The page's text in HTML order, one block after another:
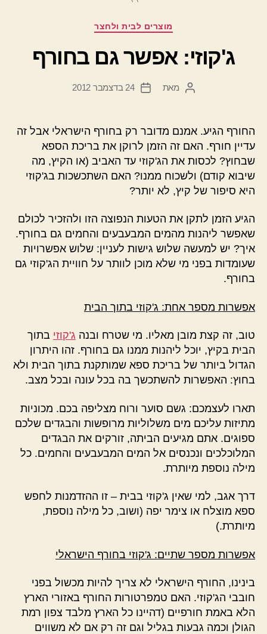
קטגוריות
מוצרים לבית ולחצר
ג'קוזי: אפשר גם בחורף
המחבר
מאת
תאריך
24 בדצמבר 2012
החורף הגיע. אמנם מדובר רק בחורף הישראלי אבל זה
עדיין חורף. האם זה הזמן לרוקן את בריכת הספא
שבחוץ? לכסות את הג'קוזי עד האביב (או הקיץ, מה
שיבוא קודם) ולשכוח ממנו? האם השתכשכות בג'קוזי
היא סיפור של קיץ, לא יותר?
הגיע הזמן לתקן את הטעות הנפוצה הזו ולהזכיר לכולם
שאפשר ליהנות מהמים המבעבעים והחמים גם בחורף.
איך? יש למעשה שלוש גישות לעניין: שלוש אפשרויות
שעומדות בפני מי שלא מוכן לוותר על חוויית הג'קוזי גם
בחורף.
אפשרות מספר אחת: ג'קוזי בתוך הבית
טוב, זה קצת מובן מאליו. מי שטרח ובנה ג'קוזי בתוך
הבית בקיץ, יוכל ליהנות ממנו גם בחורף. זהו היתרון
הגדול ביותר של בריכת ספא שמותקנת בתוך הבית ולא
בחוץ: האפשרות להשתכשך בה בכל עונה ובכל מצב.
תארו לעצמכם: גשם סוער ורוח מצליפה בכם. מכוניות
מתיזות עליכם מים משלוליות מרופשות והבגדים שלכם
ספוגים. אתם מגיעים הביתה, זורקים את הבגדים
המלוכלכים ונכנסים אל המים המבעבעים והחמים. כל
מילה נוספת מיותרת.
דרך אגב, למי שאין ג'קוזי בבית – זו ההזדמנות לחפש
ספא מוצלח או צימר יפה (ושוב, כל מילה נוספת,
מיותרת.)
אפשרות מספר שתיים: ג'קוזי בחורף הישראלי
בינינו, החורף הישראלי לא צריך להיות מכשול בפני
חובבי הג'קוזי. האם טמפרטורות החורף באזורי הארץ
הלא באמת חורפיים (דהיינו כל הארץ מלבד צפון רמת
הגולן וכמה גבעות בגליל וגם זה רק אם לא משווים